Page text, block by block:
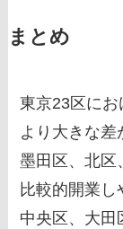
まとめ
東京23区に
より大きな差
墨田区、北区
比較的開業し
中央区、大田